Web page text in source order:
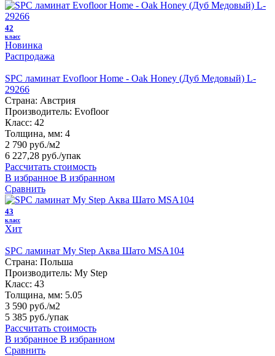
42
класс
Новинка
Распродажа
SPC ламинат Evofloor Home - Oak Honey (Дуб Медовый) L-
29266
Страна: Австрия
Производитель: Evofloor
Класс: 42
Толщина, мм: 4
2 790 руб./м2
6 227,28 руб./упак
Рассчитать стоимость
В избранное В избранном
Сравнить
43
класс
Хит
SPC ламинат My Step Аква Шато MSA104
Страна: Польша
Производитель: My Step
Класс: 43
Толщина, мм: 5.05
3 590 руб./м2
5 385 руб./упак
Рассчитать стоимость
В избранное В избранном
Сравнить